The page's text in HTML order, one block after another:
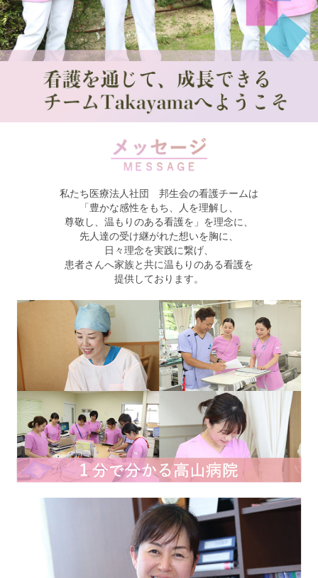
私たち医療法人社団 邦生会の看護チームは
「豊かな感性をもち、人を理解し、
尊敬し、温もりのある看護を」を理念に、
先人達の受け継がれた想いを胸に、
日々理念を実践に繋げ、
患者さんへ家族と共に温もりのある看護を
提供しております。